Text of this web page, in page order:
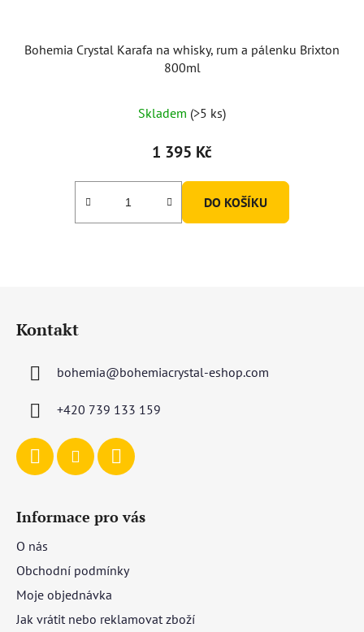
Bohemia Crystal Karafa na whisky, rum a pálenku Brixton
800ml
hodnocení
produktu
5,0
Skladem (>5 ks)
1 395 Kč
DO KOŠÍKU
Kontakt
bohemia@bohemiacrystal-eshop.com
+420 739 133 159
Informace pro vás
O nás
Obchodní podmínky
Moje objednávka
Jak vrátit nebo reklamovat zboží